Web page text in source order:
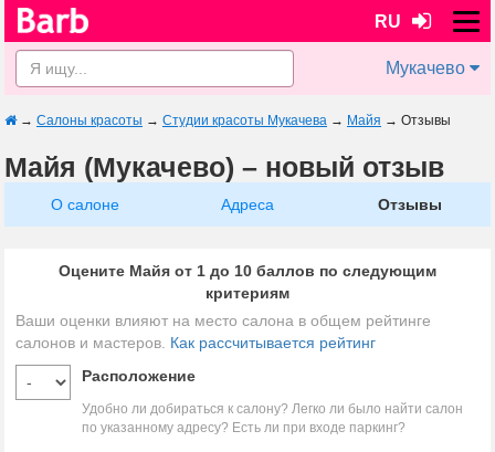
RU
Мукачево
→ Салоны красоты → Студии красоты Мукачева → Майя → Отзывы
Майя (Мукачево) – новый отзыв
О салоне Адреса Отзывы
Оцените Майя от 1 до 10 баллов по следующим
критериям
Ваши оценки влияют на место салона в общем рейтинге
салонов и мастеров. Как рассчитывается рейтинг
Расположение
Удобно ли добираться к салону? Легко ли было найти салон
по указанному адресу? Есть ли при входе паркинг?